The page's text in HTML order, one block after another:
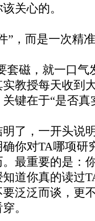
关心的。
”，而是一次精
套磁，就一口气
教授每天收到
键在于“是否
了，一开头说
你对TA哪项研
最重要的是：
道你真的读过
泛泛而谈，更
。